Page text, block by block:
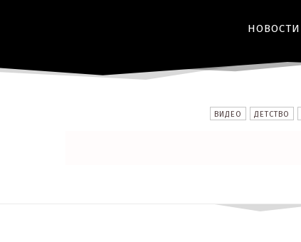
НОВОСТИ
ВИДЕО ДЕТСТВО